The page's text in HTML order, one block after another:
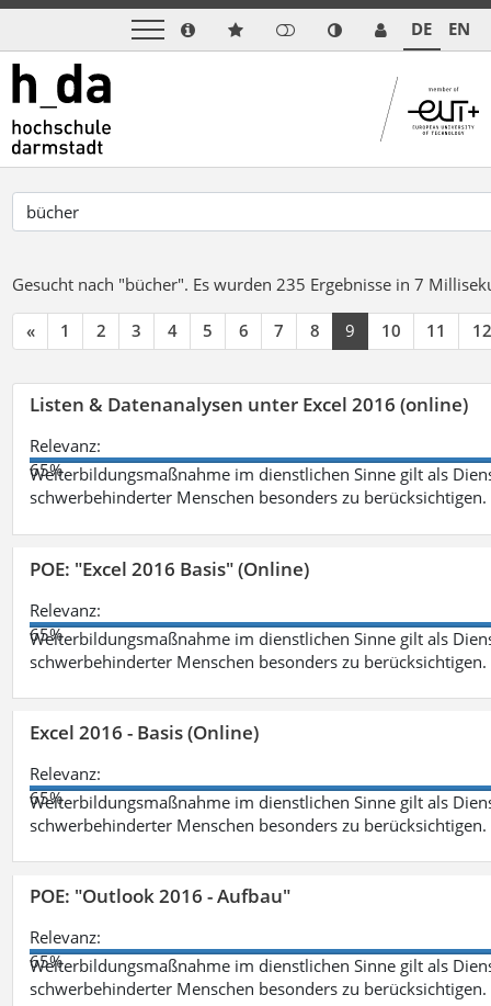
DE EN
Gesucht nach "bücher". Es wurden 235 Ergebnisse in 7
« 1 2 3 4 5 6 7 8 9 10 11 12
Listen & Datenanalysen unter Excel 2016 (online)
Relevanz:
65%
Weiterbildungsmaßnahme im dienstlichen Sinne gilt als
schwerbehinderter Menschen besonders zu berücksichtigen.
POE: "Excel 2016 Basis" (Online)
Relevanz:
65%
Weiterbildungsmaßnahme im dienstlichen Sinne gilt als
schwerbehinderter Menschen besonders zu berücksichtigen.
Excel 2016 - Basis (Online)
Relevanz:
65%
Weiterbildungsmaßnahme im dienstlichen Sinne gilt als
schwerbehinderter Menschen besonders zu berücksichtigen.
POE: "Outlook 2016 - Aufbau"
Relevanz:
65%
Weiterbildungsmaßnahme im dienstlichen Sinne gilt als
schwerbehinderter Menschen besonders zu berücksichtigen.